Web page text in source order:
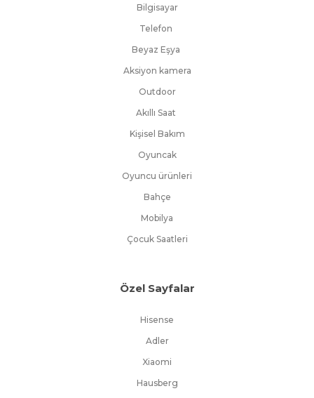
Bilgisayar
Telefon
Beyaz Eşya
Aksiyon kamera
Outdoor
Akıllı Saat
Kişisel Bakım
Oyuncak
Oyuncu ürünleri
Bahçe
Mobilya
Çocuk Saatleri
Özel Sayfalar
Hisense
Adler
Xiaomi
Hausberg